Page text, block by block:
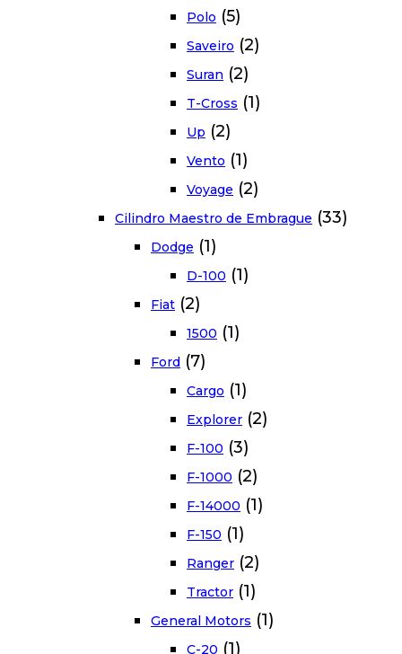
Polo (5)
Saveiro (2)
Suran (2)
T-Cross (1)
Up (2)
Vento (1)
Voyage (2)
Cilindro Maestro de Embrague (33)
Dodge (1)
D-100 (1)
Fiat (2)
1500 (1)
Ford (7)
Cargo (1)
Explorer (2)
F-100 (3)
F-1000 (2)
F-14000 (1)
F-150 (1)
Ranger (2)
Tractor (1)
General Motors (1)
C-20 (1)